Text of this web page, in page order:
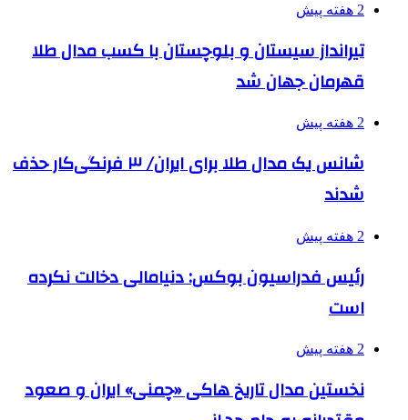
2 هفته پیش
تیرانداز سیستان و بلوچستان با کسب مدال طلا
قهرمان جهان شد
2 هفته پیش
شانس یک مدال طلا برای ایران/ ۳ فرنگی‌کار حذف
شدند
2 هفته پیش
رئیس فدراسیون بوکس: دنیامالی دخالت نکرده
است
2 هفته پیش
نخستین مدال تاریخ هاکی «چمنی» ایران و صعود